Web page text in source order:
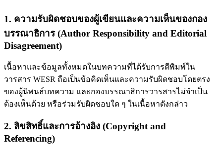
1. ความรับผิดชอบของผู้เขียนและความเห็นของกอง
บรรณาธิการ (Author Responsibility and Editorial
Disagreement)
เนื้อหาและข้อมูลทั้งหมดในบทความที่ได้รับการตีพิมพ์ใน
วารสาร WESR ถือเป็นข้อคิดเห็นและความรับผิดชอบโดยตรง
ของผู้นิพนธ์บทความ และกองบรรณาธิการวารสารไม่จำเป็น
ต้องเห็นด้วย หรือร่วมรับผิดชอบใด ๆ ในเนื้อหาดังกล่าว
2. ลิขสิทธิ์และการอ้างอิง (Copyright and
Referencing)